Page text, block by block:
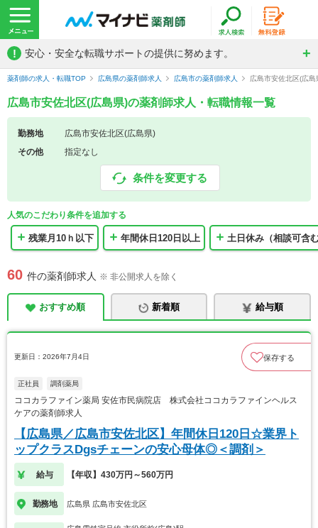
! 安心・安全な転職サポートの提供に努めます。
薬剤師の求人・転職TOP 広島県の薬剤師求人 広島市の薬剤師求人 広島市安佐北区(広
広島市安佐北区(広島県)の薬剤師求人・転職情報一覧
勤務地
広島市安佐北区(広島県)
その他
指定なし
条件を変更する
人気のこだわり条件を追加する
残業月10ｈ以下 年間休日120日以上 土日休み（相談可含
60 件の薬剤師求人 ※ 非公開求人を除く
おすすめ順 新着順 給与順
更新日：2026年7月4日 保存する
正社員 調剤薬局
ココカラファイン薬局 安佐市民病院店 株式会社ココカラファインヘルス
ケアの薬剤師求人
【広島県／広島市安佐北区】年間休日120日☆業界ト
ップクラスDgsチェーンの安心母体◎＜調剤＞
給与 【年収】430万円～560万円
勤務地 広島県 広島市安佐北区